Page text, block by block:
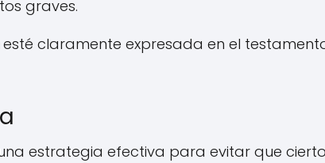
graves.
esté claramente expresada en el
estrategia efectiva para evitar que